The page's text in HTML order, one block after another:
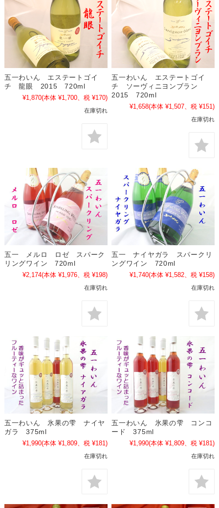
五一わいん エステートゴイ
チ 龍眼 2015 720ml
¥1,870(本体 ¥1,700、税 ¥170)
在庫切れ
五一わいん エステートゴイ
チ ソーヴィニヨンブラン
2015 720ml
¥1,658(本体 ¥1,507、税 ¥151)
在庫切れ
五一 メルロ ロゼ スパーク
リングワイン 720ml
¥2,174(本体 ¥1,976、税 ¥198)
在庫切れ
五一 ナイヤガラ スパークリ
ングワイン 720ml
¥1,740(本体 ¥1,582、税 ¥158)
在庫切れ
五一わいん 氷果の雫 ナイヤ
ガラ 375ml
¥1,990(本体 ¥1,809、税 ¥181)
在庫切れ
五一わいん 氷果の雫 コンコ
ード 375ml
¥1,990(本体 ¥1,809、税 ¥181)
在庫切れ